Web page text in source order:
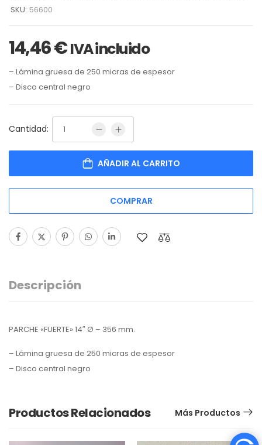
SKU: 56600
14,46€IVA incluido
– Lámina gruesa de 250 micras de espesor
– Disco central negro
Cantidad:
AÑADIR AL CARRITO
COMPRAR
Descripción
PARCHE «FUERTE» 14″ Ø – 356 mm.
– Lámina gruesa de 250 micras de espesor
– Disco central negro
Productos Relacionados Más Productos